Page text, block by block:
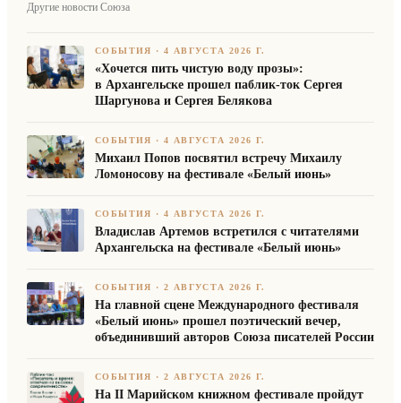
Другие новости Союза
СОБЫТИЯ ·4 АВГУСТА 2026 Г.
«Хочется пить чистую воду прозы»:
в Архангельске прошел паблик-ток Сергея
Шаргунова и Сергея Белякова
СОБЫТИЯ ·4 АВГУСТА 2026 Г.
Михаил Попов посвятил встречу Михаилу
Ломоносову на фестивале «Белый июнь»
СОБЫТИЯ ·4 АВГУСТА 2026 Г.
Владислав Артемов встретился с читателями
Архангельска на фестивале «Белый июнь»
СОБЫТИЯ ·2 АВГУСТА 2026 Г.
На главной сцене Международного фестиваля
«Белый июнь» прошел поэтический вечер,
объединивший авторов Союза писателей России
СОБЫТИЯ ·2 АВГУСТА 2026 Г.
На II Марийском книжном фестивале пройдут